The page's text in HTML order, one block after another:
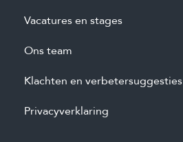
Vacatures en stages
Ons team
Klachten en verbetersuggesties
Privacyverklaring